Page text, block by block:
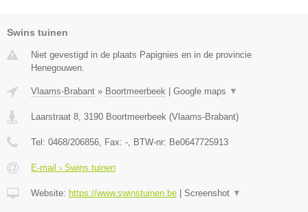
Swins tuinen
Niet gevestigd in de plaats Papignies en in de provincie
Henegouwen.
Vlaams-Brabant » Boortmeerbeek Google maps ▼
Laarstraat 8, 3190 Boortmeerbeek (Vlaams-Brabant)
Tel: 0468/206856, Fax: -, BTW-nr: Be0647725913
E-mail › Swins tuinen
Website: https://www.swinstuinen.be Screenshot ▼